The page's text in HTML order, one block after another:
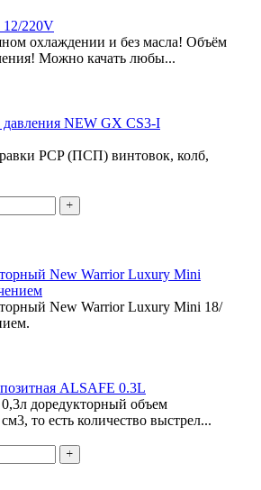
220V
охлаждении и без масла! Объём
Можно качать любы...
NEW GX CS3-I
PCP (ПСП) винтовок, колб,
New Warrior Luxury Mini
New Warrior Luxury Mini 18/
ALSAFE 0.3L
доредукторный объем
то есть количество выстрел...